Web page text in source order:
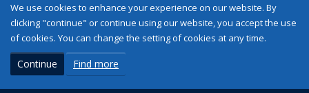
We use cookies to enhance your experience on our website. By
clicking "continue" or continue using our website, you accept the use
of cookies. You can change the setting of cookies at any time.
Continue Find more